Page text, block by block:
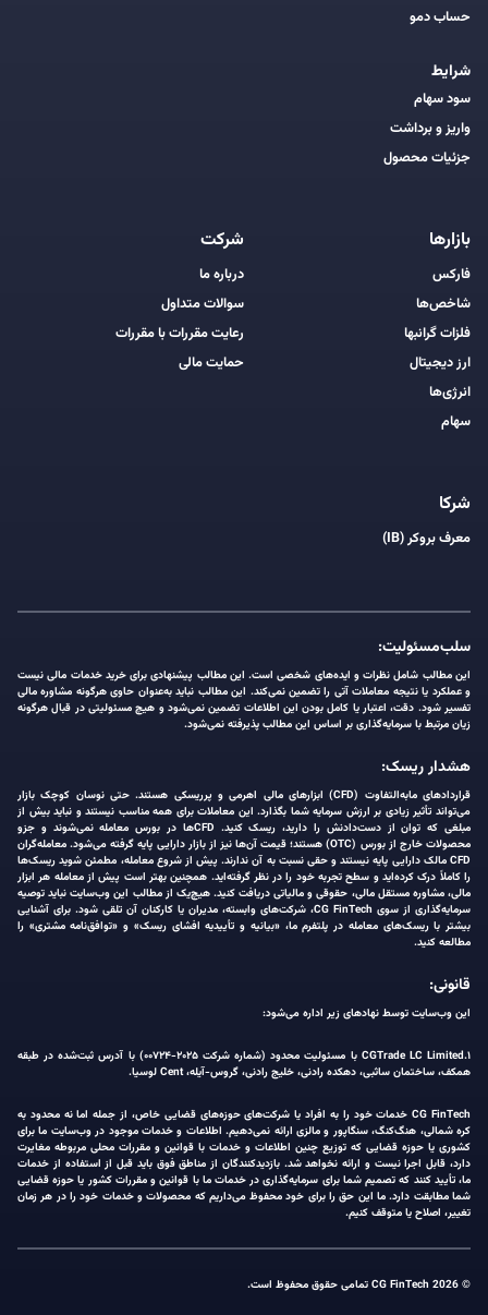
حساب دمو
شرایط
سود سهام
واریز و برداشت
جزئیات محصول
بازارها
فارکس
شاخص‌ها
فلزات گرانبها
ارز دیجیتال
انرژی‌ها
سهام
شرکت
درباره ما
سوالات متداول
رعایت مقررات با مقررات
حمایت مالی
شرکا
معرف بروکر (IB)
سلب‌مسئولیت:
این مطالب شامل نظرات و ایده‌های شخصی است. این مطالب پیشنهادی برای خرید خدمات مالی نیست
و عملکرد یا نتیجه معاملات آتی را تضمین نمی‌کند. این مطالب نباید به‌عنوان حاوی هرگونه مشاوره مالی
تفسیر شود. دقت، اعتبار یا کامل بودن این اطلاعات تضمین نمی‌شود و هیچ مسئولیتی در قبال هرگونه
زیان مرتبط با سرمایه‌گذاری بر اساس این مطالب پذیرفته نمی‌شود.
هشدار ریسک:
قراردادهای مابه‌التفاوت (CFD) ابزارهای مالی اهرمی و پرریسکی هستند. حتی نوسان کوچک بازار
می‌تواند تأثیر زیادی بر ارزش سرمایه شما بگذارد. این معاملات برای همه مناسب نیستند و نباید بیش از
مبلغی که توان از دست‌دادنش را دارید، ریسک کنید. CFDها در بورس معامله نمی‌شوند و جزو
محصولات خارج از بورس (OTC) هستند؛ قیمت آن‌ها نیز از بازار دارایی پایه گرفته می‌شود. معامله‌گران
CFD مالک دارایی پایه نیستند و حقی نسبت به آن ندارند. پیش از شروع معامله، مطمئن شوید ریسک‌ها
را کاملاً درک کرده‌اید و سطح تجربه خود را در نظر گرفته‌اید. همچنین بهتر است پیش از معامله هر ابزار
مالی، مشاوره مستقل مالی، حقوقی و مالیاتی دریافت کنید. هیچ‌یک از مطالب این وب‌سایت نباید توصیه
سرمایه‌گذاری از سوی CG FinTech، شرکت‌های وابسته، مدیران یا کارکنان آن تلقی شود. برای آشنایی
بیشتر با ریسک‌های معامله در پلتفرم ما، «بیانیه و تأییدیه افشای ریسک» و «توافق‌نامه مشتری» را
مطالعه کنید.
قانونی:
این وب‌سایت توسط نهادهای زیر اداره می‌شود:
۱.CGTrade LC Limited با مسئولیت محدود (شماره شرکت ۲۰۲۵-۰۰۷۲۴) با آدرس ثبت‌شده در طبقه
همکف، ساختمان ساثبی، دهکده رادنی، خلیج رادنی، گروس-آیله، Cent لوسیا.
CG FinTech خدمات خود را به افراد یا شرکت‌های حوزه‌های قضایی خاص، از جمله اما نه محدود به
کره شمالی، هنگ‌کنگ، سنگاپور و مالزی ارائه نمی‌دهیم. اطلاعات و خدمات موجود در وب‌سایت ما برای
کشوری یا حوزه قضایی که توزیع چنین اطلاعات و خدمات با قوانین و مقررات محلی مربوطه مغایرت
دارد، قابل اجرا نیست و ارائه نخواهد شد. بازدیدکنندگان از مناطق فوق باید قبل از استفاده از خدمات
ما، تأیید کنند که تصمیم شما برای سرمایه‌گذاری در خدمات ما با قوانین و مقررات کشور یا حوزه قضایی
شما مطابقت دارد. ما این حق را برای خود محفوظ می‌داریم که محصولات و خدمات خود را در هر زمان
تغییر، اصلاح یا متوقف کنیم.
© 2026 CG FinTech تمامی حقوق محفوظ است.